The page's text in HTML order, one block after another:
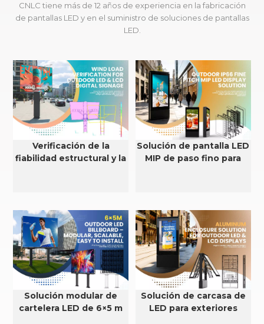
CNLC tiene más de 12 años de experiencia en la fabricación
de pantallas LED y en el suministro de soluciones de pantallas
LED.
Verificación de la
fiabilidad estructural y la
Solución de pantalla LED
MIP de paso fino para
Solución modular de
cartelera LED de 6×5 m
Solución de carcasa de
LED para exteriores